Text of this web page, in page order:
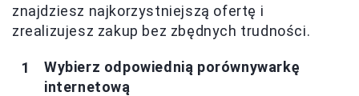
znajdziesz najkorzystniejszą ofertę i
zrealizujesz zakup bez zbędnych trudności.
Wybierz odpowiednią porównywarkę
internetową